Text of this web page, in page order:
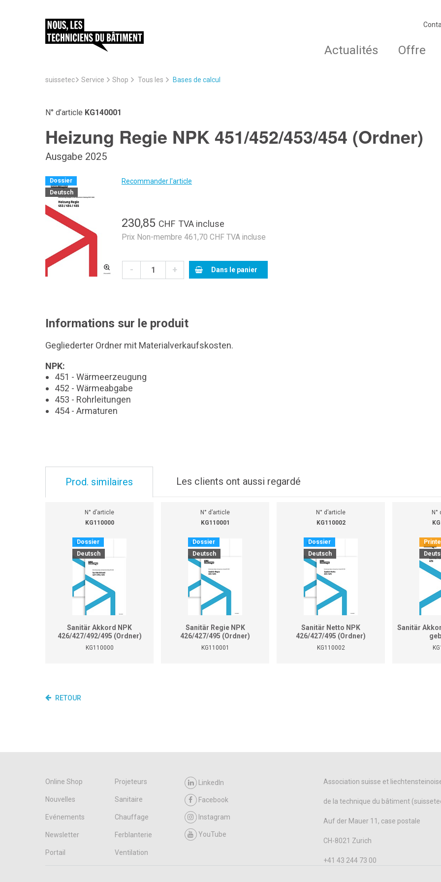
Actualités Offre
suissetec Service Shop Tous les Bases de calcul
N° d’article KG140001
Heizung Regie NPK 451/452/453/454 (Ordner)
Ausgabe 2025
Dossier
Deutsch
Recommander l'article
230,85 CHF TVA incluse
Prix Non-membre 461,70 CHF TVA incluse
- + Dans le panier
Informations sur le produit
Gegliederter Ordner mit Materialverkaufskosten.
NPK:
451 - Wärmeerzeugung
452 - Wärmeabgabe
453 - Rohrleitungen
454 - Armaturen
Prod. similaires Les clients ont aussi regardé
N° d’article
KG110000
Dossier
Deutsch
Sanitär Akkord NPK
426/427/492/495 (Ordner)
KG110000
N° d’article
KG110001
Dossier
Deutsch
Sanitär Regie NPK
426/427/495 (Ordner)
KG110001
N° d’article
KG110002
Dossier
Deutsch
Sanitär Netto NPK
426/427/495 (Ordner)
KG110002
N°
Sanitär
RETOUR
Online Shop Projeteurs
Nouvelles Sanitaire
Evénements Chauffage
Newsletter Ferblanterie
Portail Ventilation
LinkedIn
Facebook
Instagram
YouTube
Association suisse et
de la technique du bâtiment
Auf der Mauer 11, case postale
CH-8021 Zurich
+41 43 244 73 00